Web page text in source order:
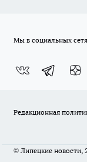
Мы в социальных
Редакционная
© Липецкие новости,